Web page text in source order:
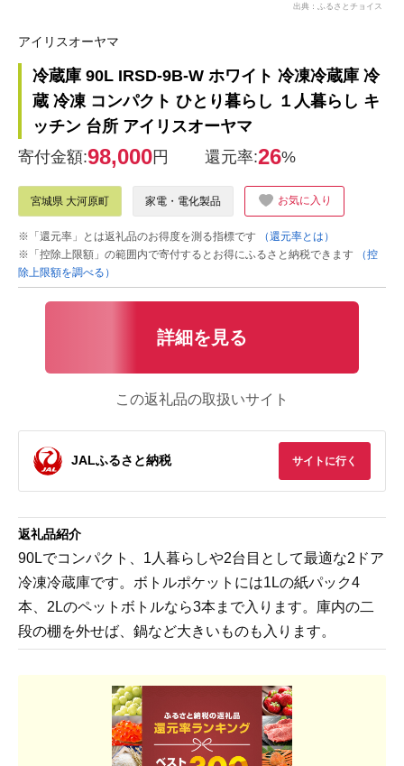
出典：ふるさとチョイス
アイリスオーヤマ
冷蔵庫 90L IRSD-9B-W ホワイト 冷凍冷蔵庫 冷
蔵 冷凍 コンパクト ひとり暮らし １人暮らし キ
ッチン 台所 アイリスオーヤマ
寄付金額:98,000円 還元率:26%
宮城県 大河原町 家電・電化製品 お気に入り
※「還元率」とは返礼品のお得度を測る指標です
（還元率とは）
※「控除上限額」の範囲内で寄付するとお得にふるさと納税できます
（控
除上限額を調べる）
詳細を見る
この返礼品の取扱いサイト
JALふるさと納税 サイトに行く
返礼品紹介
90Lでコンパクト、1人暮らしや2台目として最適な2ドア
冷凍冷蔵庫です。ボトルポケットには1Lの紙パック4
本、2Lのペットボトルなら3本まで入ります。庫内の二
段の棚を外せば、鍋など大きいものも入ります。